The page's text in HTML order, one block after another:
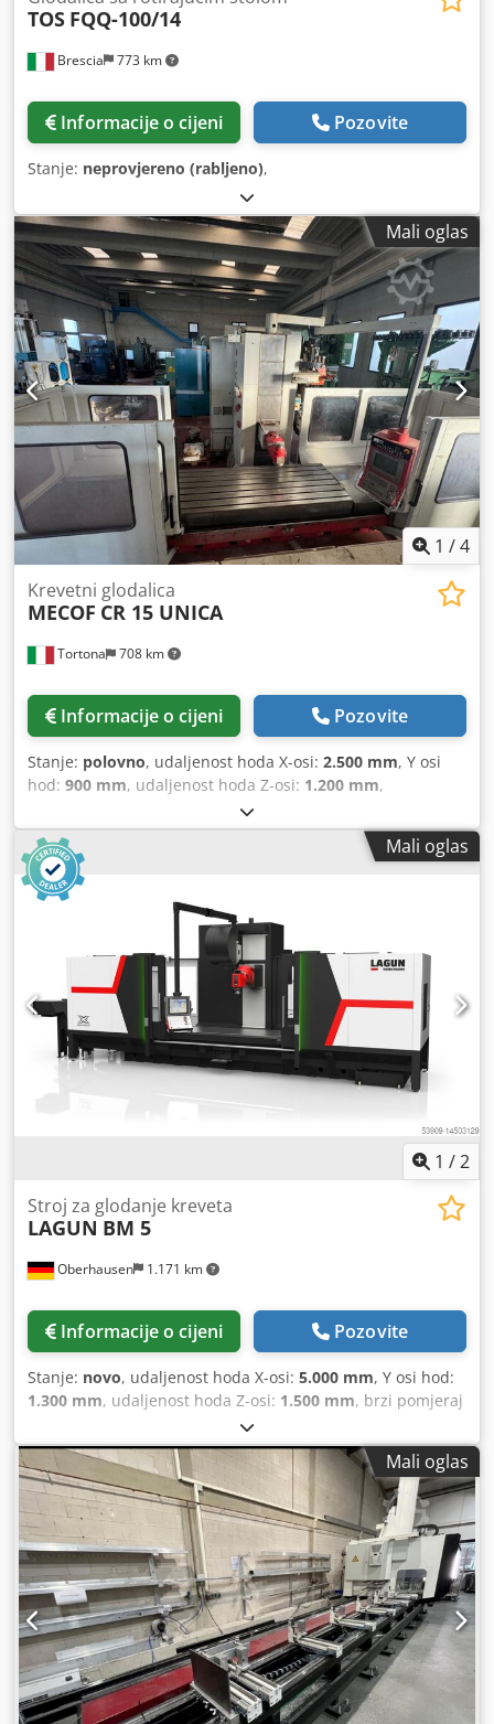
Brescia 773 km
TOS FQQ-100/14
Informacije o cijeni Pozovite
Stanje: neprovjereno (rabljeno),
Mali oglas
1 /4
Tortona 708 km
Krevetni glodalica
MECOF CR 15 UNICA
Informacije o cijeni Pozovite
Stanje: polovno, udaljenost hoda X-osi: 2.500 mm, Y osi
hod: 900 mm, udaljenost hoda Z-osi: 1.200 mm,
Mali oglas
1 /2
Oberhausen 1.171 km
Stroj za glodanje kreveta
LAGUN BM 5
Informacije o cijeni Pozovite
Stanje: novo, udaljenost hoda X-osi: 5.000 mm, Y osi hod:
1.300 mm, udaljenost hoda Z-osi: 1.500 mm, brzi pomjeraj
, brzi hod Y-osi:
Z-osi:30.000 m/min, položaj glave za glodanje:Universal-
Diagonal-Fräskopf , maksimalna brzina vretena: 6.000
okret/min, širina stola:1.100 mm
, opterećenje stola:
14.000 kg, dužina stola:5.100 mm, ukupna masa:
35.000
kg, okretni moment: 1.178 Nm , snaga motora vretena:53
W, Oprema:beskonačno promjenjiva brzina rotacije ,
Mali oglas